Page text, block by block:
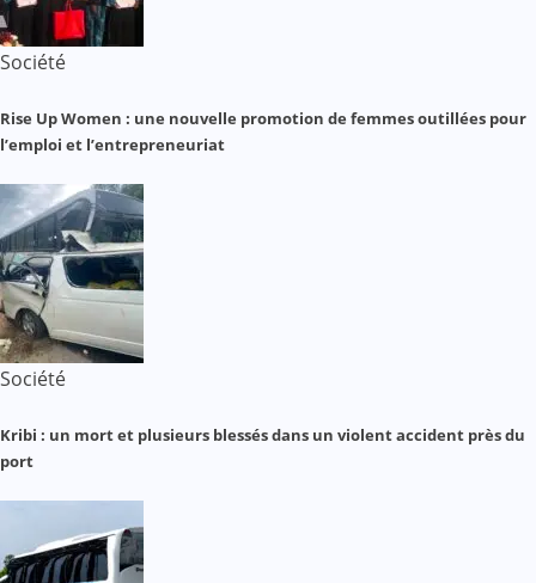
Société
Rise Up Women : une nouvelle promotion de femmes outillées pour
l’emploi et l’entrepreneuriat
Société
Kribi : un mort et plusieurs blessés dans un violent accident près du
port